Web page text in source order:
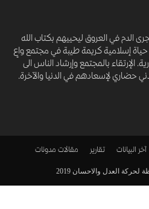
الدم في العروق ليحييهم بكتاب الله
إسلامية كريمة طيبة في مجتمع واعٍ
بالمجتمع وإرشاد الناس الى
حضاري لإسعادهم في الدنيا والآخرة.
آخر البيانات تقارير مقالات مدونات
العدل والاحسان 2019